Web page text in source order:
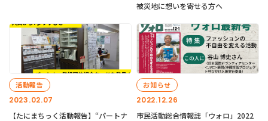
被災地に想いを寄せる方へ
2023.02.07
活動報告
【たにまちっく活動報告】“パートナ
2022.12.26
お知らせ
市民活動総合情報誌「ウォロ」2022